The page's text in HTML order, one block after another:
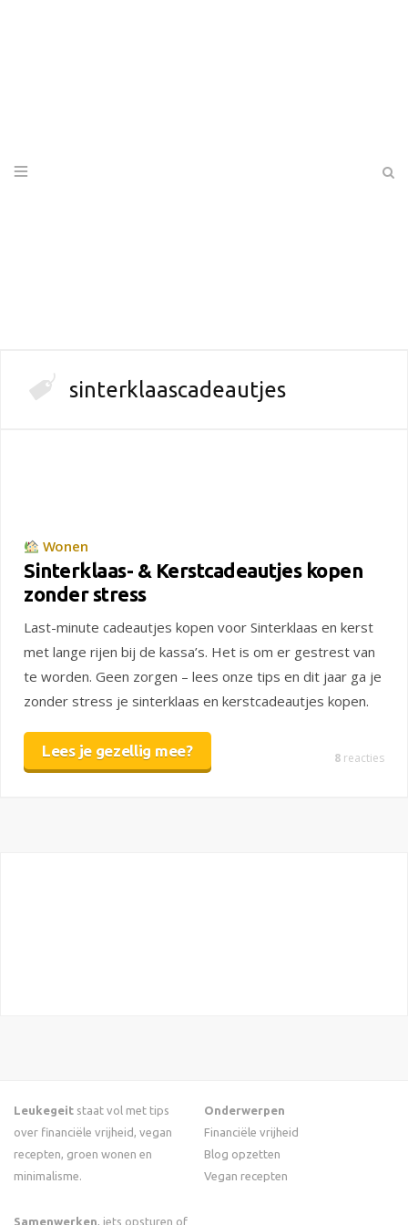
sinterklaascadeautjes
Wonen
Sinterklaas- & Kerstcadeautjes kopen
zonder stress
Last-minute cadeautjes kopen voor Sinterklaas en kerst
met lange rijen bij de kassa’s. Het is om er gestrest van
te worden. Geen zorgen – lees onze tips en dit jaar ga je
zonder stress je sinterklaas en kerstcadeautjes kopen.
Lees je gezellig mee? 8 reacties
Leukegeit staat vol met tips
over financiële vrijheid, vegan
recepten, groen wonen en
minimalisme.
Samenwerken, iets opsturen of
Onderwerpen
Financiële vrijheid
Blog opzetten
Vegan recepten